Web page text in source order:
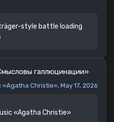
style battle loading
галлюцинации»
«Agatha Christie», May 17, 2026
«Agatha Christie»